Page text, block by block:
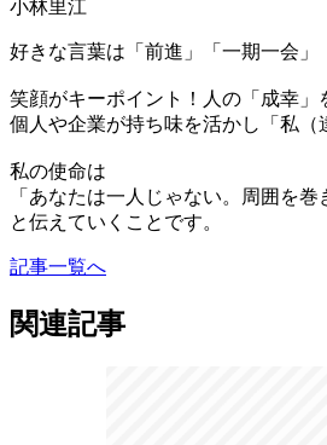
小林里江
好きな言葉は「前進」「一期一会」
笑顔がキーポイント！人の「成幸」
個人や企業が持ち味を活かし「私
私の使命は
「あなたは一人じゃない。周囲を
と伝えていくことです。
記事一覧へ
関連記事